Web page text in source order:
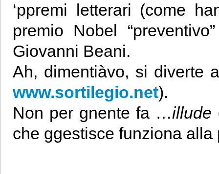
‘ppremi letterari (come
premio Nobel
Giovanni Beani.
Ah, dimentiàvo, si diverte
www.sortilegio.net).
Non per gnente fa …illude
che ggestisce funziona alla